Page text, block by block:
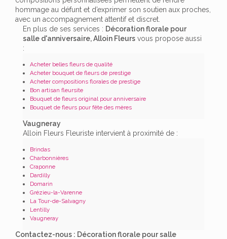
hommage au défunt et d’exprimer son soutien aux proches,
avec un accompagnement attentif et discret.
En plus de ses services : Décoration florale pour
salle d'anniversaire, Alloin Fleurs vous propose aussi
:
Acheter belles fleurs de qualité
Acheter bouquet de fleurs de prestige
Acheter compositions florales de prestige
Bon artisan fleursite
Bouquet de fleurs original pour anniversaire
Bouquet de fleurs pour fête des mères
Vaugneray
Alloin Fleurs Fleuriste intervient à proximité de :
Brindas
Charbonnières
Craponne
Dardilly
Domarin
Grézieu-la-Varenne
La Tour-de-Salvagny
Lentilly
Vaugneray
Contactez-nous : Décoration florale pour salle